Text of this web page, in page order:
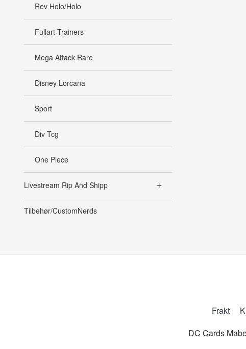
Rev Holo/Holo
Fullart Trainers
Mega Attack Rare
Disney Lorcana
Sport
Div Tcg
One Piece
Livestream Rip And Shipp
Tilbehør/CustomNerds
Frakt
DC Cards